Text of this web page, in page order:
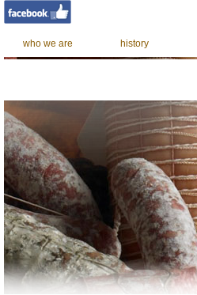
who we are history